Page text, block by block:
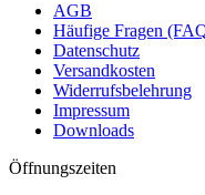
AGB
Häufige Fragen
Datenschutz
Versandkosten
Widerrufsbelehrung
Impressum
Downloads
Öffnungszeiten